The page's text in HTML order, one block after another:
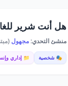
هل أنت شرير
منشئ التحدي:مجهول
🎭 شخصية 📁 إداري